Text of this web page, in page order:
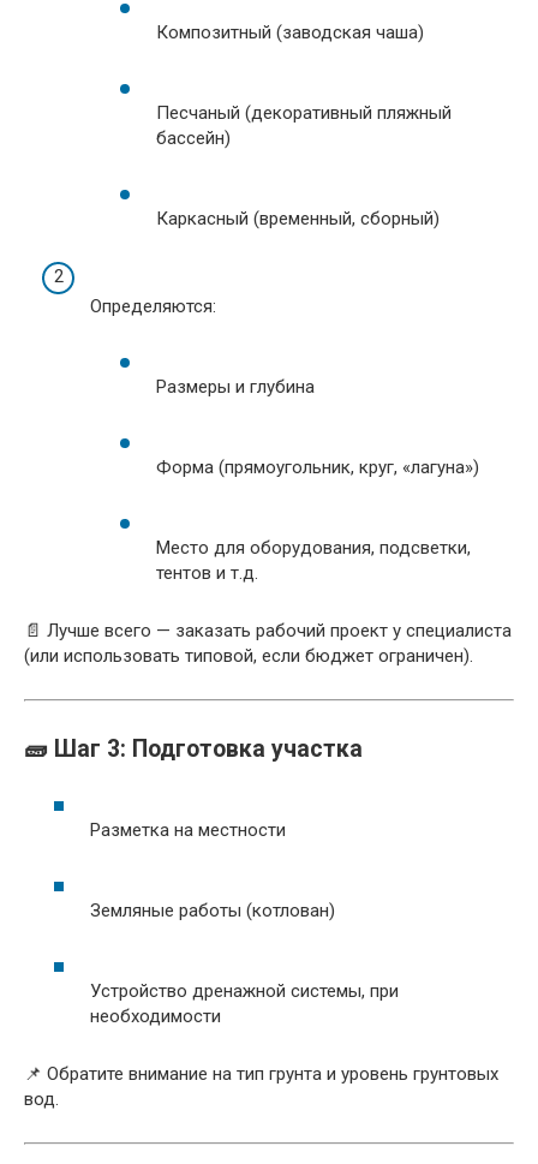
Композитный (заводская чаша)
Песчаный (декоративный пляжный
бассейн)
Каркасный (временный, сборный)
Определяются:
Размеры и глубина
Форма (прямоугольник, круг, «лагуна»)
Место для оборудования, подсветки,
тентов и т.д.
📄 Лучше всего — заказать рабочий проект у специалиста
(или использовать типовой, если бюджет ограничен).
🧱 Шаг 3: Подготовка участка
Разметка на местности
Земляные работы (котлован)
Устройство дренажной системы, при
необходимости
📌 Обратите внимание на тип грунта и уровень грунтовых
вод.